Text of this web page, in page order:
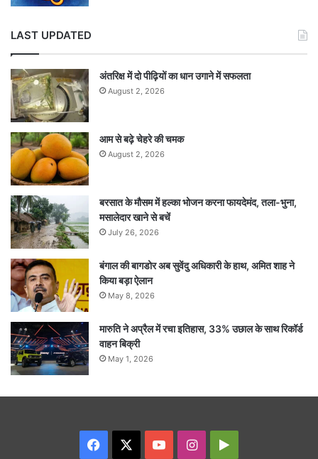
LAST UPDATED
अंतरिक्ष में दो पीढ़ियों का धान उगाने में सफलता
August 2, 2026
आम से बढ़े चेहरे की चमक
August 2, 2026
बरसात के मौसम में हल्का भोजन करना फायदेमंद, तला-भुना,
मसालेदार खाने से बचें
July 26, 2026
बंगाल की बागडोर अब सुवेंदु अधिकारी के हाथ, अमित शाह ने
किया बड़ा ऐलान
May 8, 2026
मारुति ने अप्रैल में रचा इतिहास, 33% उछाल के साथ रिकॉर्ड
वाहन बिक्री
May 1, 2026
Facebook YouTubeInstagram